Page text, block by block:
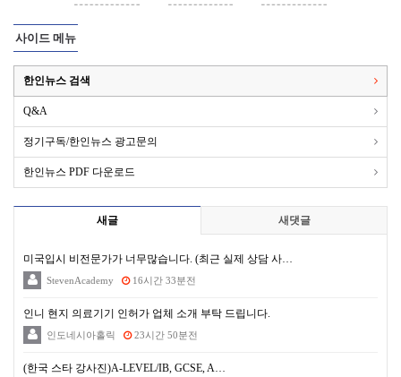
사이드 메뉴
한인뉴스 검색
Q&A
정기구독/한인뉴스 광고문의
한인뉴스 PDF 다운로드
새글 새댓글
미국입시 비전문가가 너무많습니다. (최근 실제 상담 사…
StevenAcademy 16시간 33분전
인니 현지 의료기기 인허가 업체 소개 부탁 드립니다.
인도네시아홀릭 23시간 50분전
(한국 스타 강사진)A-LEVEL/IB, GCSE, A…